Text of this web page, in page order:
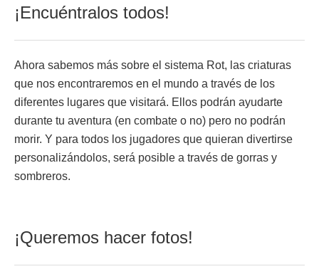
¡Encuéntralos todos!
Ahora sabemos más sobre el sistema Rot, las criaturas
que nos encontraremos en el mundo a través de los
diferentes lugares que visitará. Ellos podrán ayudarte
durante tu aventura (en combate o no) pero no podrán
morir. Y para todos los jugadores que quieran divertirse
personalizándolos, será posible a través de gorras y
sombreros.
¡Queremos hacer fotos!